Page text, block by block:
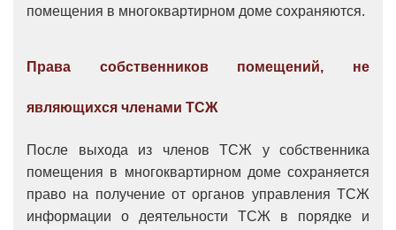
помещения в многоквартирном доме сохраняются.
Права собственников помещений, не
являющихся членами ТСЖ
После выхода из членов ТСЖ у собственника
помещения в многоквартирном доме сохраняется
право на получение от органов управления ТСЖ
информации о деятельности ТСЖ в порядке и